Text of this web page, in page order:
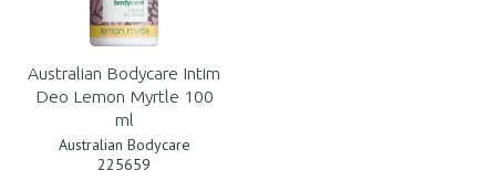
Australian Bodycare Intim
Deo Lemon Myrtle 100
ml
Australian Bodycare
225659